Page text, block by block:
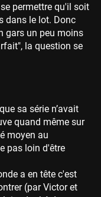
permettre qu'il soit
dans le lot. Donc
gars un peu moins
la question se
sa série n’avait
quand même sur
moyen au
pas loin d'être
a en tête c'est
(par Victor et